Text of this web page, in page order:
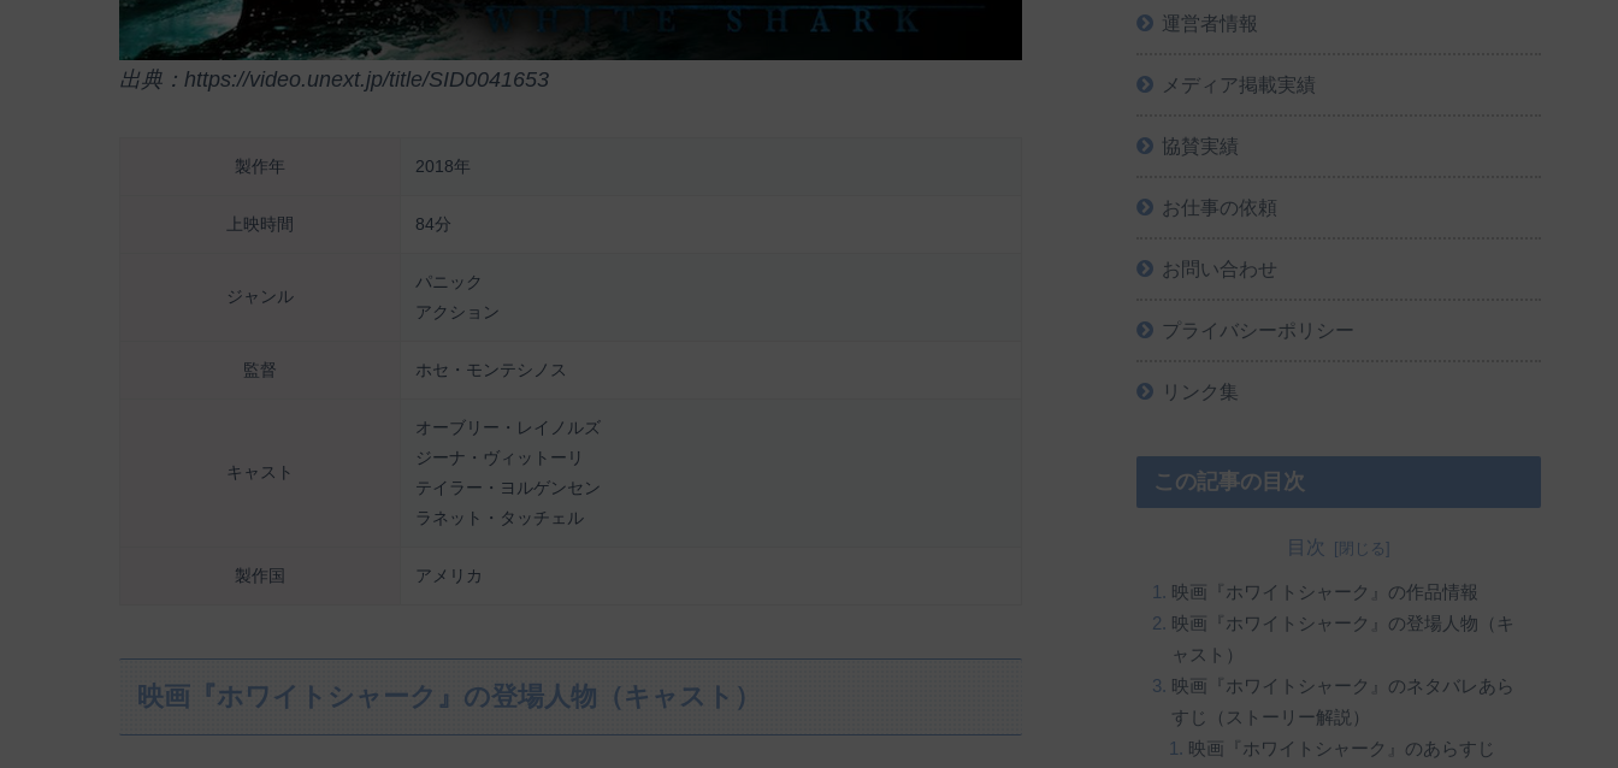
出典：https://video.unext.jp/title/SID0041653
製作年 2018年
上映時間 84分
ジャンル
パニック
アクション
監督 ホセ・モンテシノス
キャスト
オーブリー・レイノルズ
ジーナ・ヴィットーリ
テイラー・ヨルゲンセン
ラネット・タッチェル
製作国 アメリカ
映画『ホワイトシャーク』の登場人物（キャスト）
運営者情報
メディア掲載実績
協賛実績
お仕事の依頼
お問い合わせ
プライバシーポリシー
リンク集
この記事の目次
目次
映画『ホワイトシャーク』の作品情報
映画『ホワイトシャーク』の登場人物（キ
ャスト）
映画『ホワイトシャーク』のネタバレあら
すじ（ストーリー解説）
映画『ホワイトシャーク』のあらすじ